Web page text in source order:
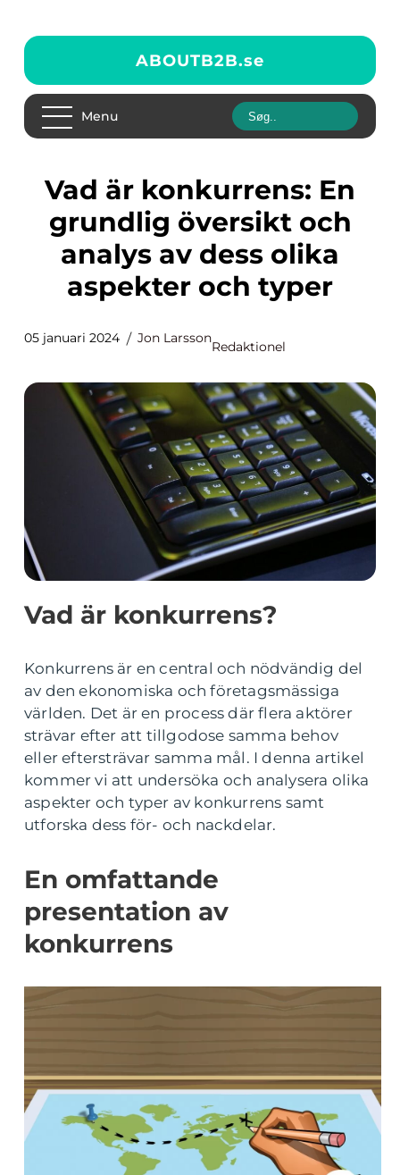
ABOUTB2B.se
Menu
Vad är konkurrens: En
grundlig översikt och
analys av dess olika
aspekter och typer
05 januari 2024 Jon Larsson
Redaktionel
Vad är konkurrens?
Konkurrens är en central och nödvändig del
av den ekonomiska och företagsmässiga
världen. Det är en process där flera aktörer
strävar efter att tillgodose samma behov
eller eftersträvar samma mål. I denna artikel
kommer vi att undersöka och analysera olika
aspekter och typer av konkurrens samt
utforska dess för- och nackdelar.
En omfattande
presentation av
konkurrens